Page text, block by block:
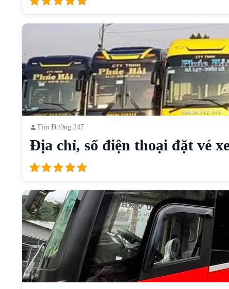
Tìm Đường 247
Địa chỉ, số điện thoại đặt vé